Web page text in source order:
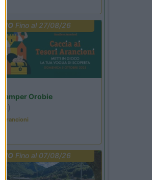
Fino al 27/08/26
Camper Orobie
arancioni
Fino al 07/08/26